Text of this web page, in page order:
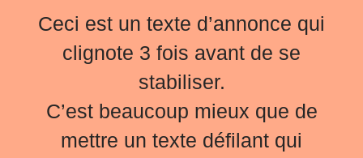
Ceci est un texte d’annonce qui
clignote 3 fois avant de se
stabiliser.
C’est beaucoup mieux que de
mettre un texte défilant qui